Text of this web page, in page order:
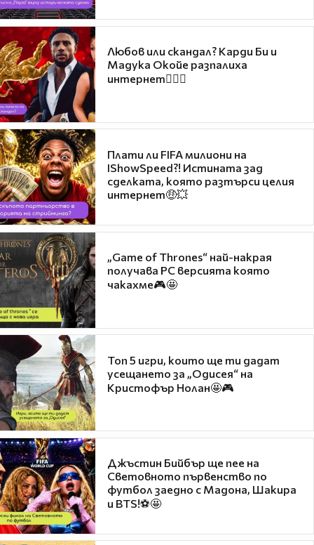
Любов или скандал? Карди Би и
Мадука Окойе разпалиха
интернет❤️‍🔥🔥
Плати ли FIFA милиони на
IShowSpeed?! Истината зад
сделката, която разтърси целия
интернет🤑💥
„Game of Thrones“ най-накрая
получава PC версията която
чакахме🎮🤩
Топ 5 игри, които ще ти дадат
усещането за „Одисея“ на
Кристофър Нолан🤩🎮
Джъстин Бийбър ще пее на
Световното първенство по
футбол заедно с Мадона, Шакира
и BTS!⚽🤩